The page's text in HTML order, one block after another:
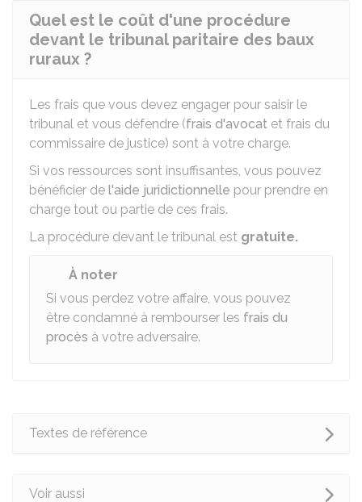
Quel est le coût d'une procédure
devant le tribunal paritaire des baux
ruraux ?
Les frais que vous devez engager pour saisir le
tribunal et vous défendre (frais d'avocat et frais du
commissaire de justice) sont à votre charge.
Si vos ressources sont insuffisantes, vous pouvez
bénéficier de l'aide juridictionnelle pour prendre en
charge tout ou partie de ces frais.
La procédure devant le tribunal est gratuite.
À noter
Si vous perdez votre affaire, vous pouvez
être condamné à rembourser les frais du
procès à votre adversaire.
Textes de référence
Voir aussi